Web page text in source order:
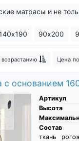
матрасы и не
90х200
возрастанию Цена
с основанием
Артикул
Высота
Состав
ткань